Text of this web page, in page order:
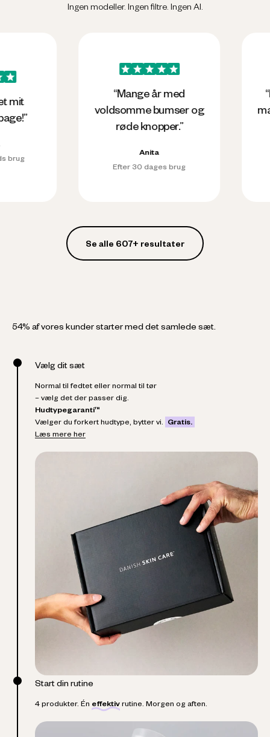
Ingen modeller. Ingen filtre. Ingen AI.
“Mange år med
voldsomme bumser og
røde knopper.”
Efter 30 dages brug
“Efter
man se
Se alle 607+ resultater
54% af vores kunder starter med det samlede sæt.
Vælg dit sæt
Normal til fedtet eller normal til tør
– vælg det der passer dig.
Hudtypegaranti™
Vælger du forkert hudtype, bytter vi. Gratis.
Læs mere her
Start din rutine
4 produkter. Én effektivrutine. Morgen og aften.